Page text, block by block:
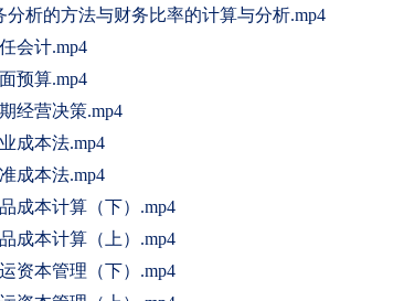
分析的方法与财务比率的计算与分析.mp4
会计.mp4
预算.mp4
经营决策.mp4
成本法.mp4
成本法.mp4
成本计算（下）.mp4
成本计算（上）.mp4
资本管理（下）.mp4